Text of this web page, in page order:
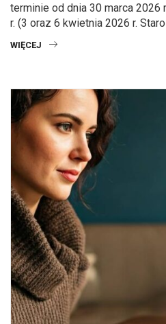
terminie od dnia 30 marca 2026
r. (3 oraz 6 kwietnia 2026 r.
WIĘCEJ